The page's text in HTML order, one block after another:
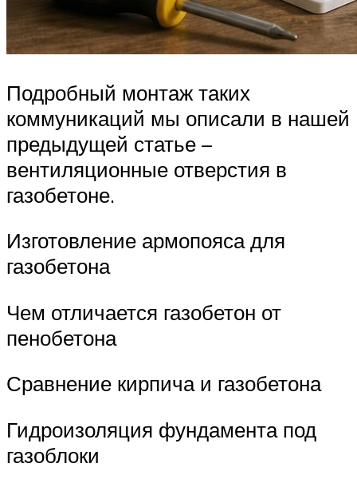
Подробный монтаж таких
коммуникаций мы описали в нашей
предыдущей статье –
вентиляционные отверстия в
газобетоне.
Изготовление армопояса для
газобетона
Чем отличается газобетон от
пенобетона
Сравнение кирпича и газобетона
Гидроизоляция фундамента под
газоблоки